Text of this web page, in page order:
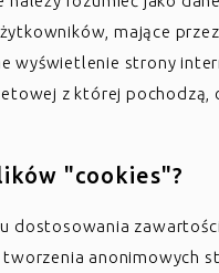
mające
wyświetlenie strony
z której pochodzą,
"cookies"?
dostosowania
anonimowych